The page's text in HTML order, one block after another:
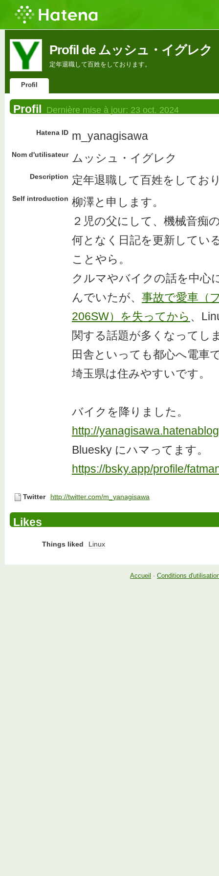
Profil de ムッシュ・イグレク
定年退職して百姓をしております。
Profil
Profil Dernière mise à jour: 23 oct. 2024
Hatena ID m_yanagisawa
Nom d'utilisateur ムッシュ・イグレク
Description 定年退職して百姓をしてお
Self introduction 柳澤と申します。
２児の父にして、機械音痴
何となく日記を更新してい
ことやら。
クルマやバイクの話を中心
んでいたが、 事故で愛車
206SW）を失ってから 、
関する話題が多くなってし
田舎といっても都心へ電車
埼玉県は住みやすいです。
バイクを降りました。
http://
Bluesky にハマってます。
https://bsky.app/profile/
Twitter http://twitter.com/m_yanagisawa
Likes
Things liked Linux
Accueil - Conditions